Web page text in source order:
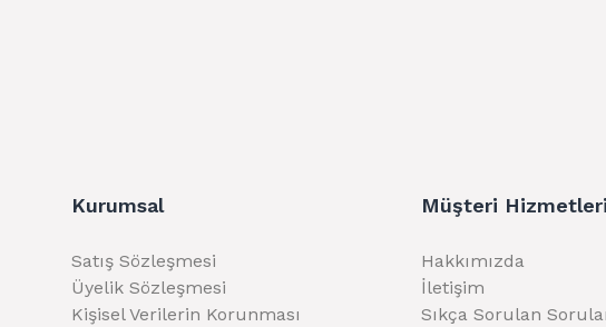
Kurumsal
Satış Sözleşmesi
Üyelik Sözleşmesi
Kişisel Verilerin Korunması
Müşteri Hizmetleri
Hakkımızda
İletişim
Sıkça Sorulan